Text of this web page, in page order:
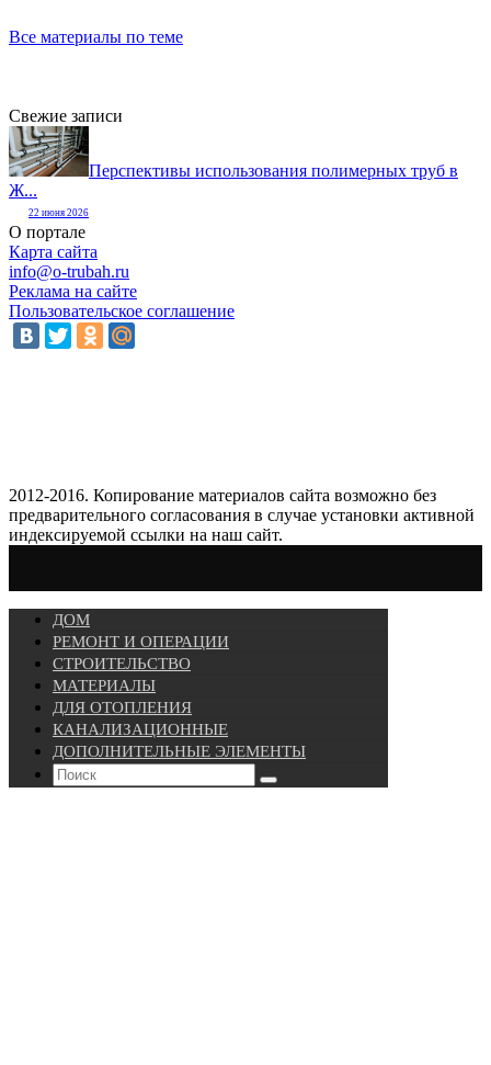
Все материалы по теме
Свежие записи
Перспективы использования полимерных труб в
Ж...
22 июня 2026
О портале
Карта сайта
info@o-trubah.ru
Реклама на сайте
Пользовательское соглашение
2012-2016. Копирование материалов сайта возможно без
предварительного согласования в случае установки активной
индексируемой ссылки на наш сайт.
ДОМ
РЕМОНТ И ОПЕРАЦИИ
СТРОИТЕЛЬСТВО
МАТЕРИАЛЫ
ДЛЯ ОТОПЛЕНИЯ
КАНАЛИЗАЦИОННЫЕ
ДОПОЛНИТЕЛЬНЫЕ ЭЛЕМЕНТЫ